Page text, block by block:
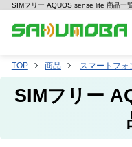
SIMフリー AQUOS sense lite 商品一
TOP 商品 スマートフォ
SIMフリー